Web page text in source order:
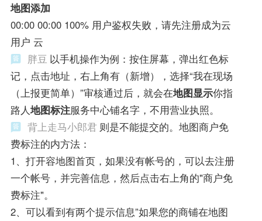
地图添加
00:00 00:00 100% 用户鉴权失败，请先注册成为云
用户 云
胖豆 以手机操作为例：按住屏幕，弹出红色标
记，点击地址，右上角有（新增），选择“我在现场
（上报更简单）”审核通过后，就会在地图显示你指
路人地图标注服务中心铺名字，不用营业执照。
背上走马小郎君 则是不能提交的。地图商户免
费标注的内方法：
1、打开容地图首页，如果没有帐号的，可以去注册
一个帐号，并完善信息，然后点击右上角的"商户免
费标注"。
2、可以看到有两个提示信息”如果您的商铺在地图